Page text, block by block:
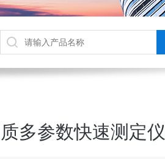
多参数快速测定仪